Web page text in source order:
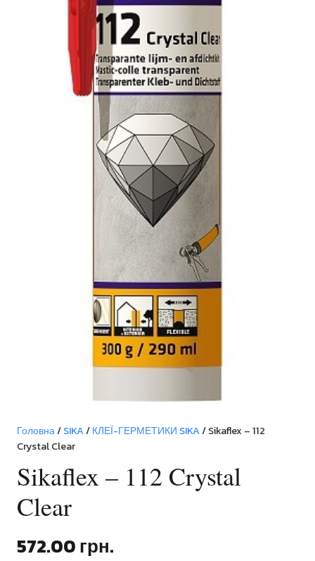
Головна/SIKA/КЛЕЇ-ГЕРМЕТИКИ SIKA/ Sikaflex – 112
Crystal Clear
Sikaflex – 112 Crystal
Clear
572.00грн.